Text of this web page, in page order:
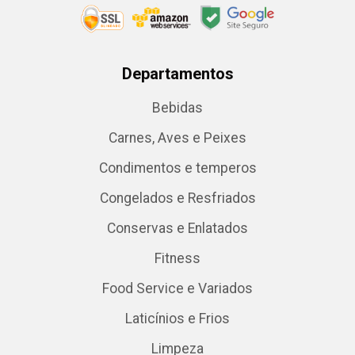
Departamentos
Bebidas
Carnes, Aves e Peixes
Condimentos e temperos
Congelados e Resfriados
Conservas e Enlatados
Fitness
Food Service e Variados
Laticínios e Frios
Limpeza